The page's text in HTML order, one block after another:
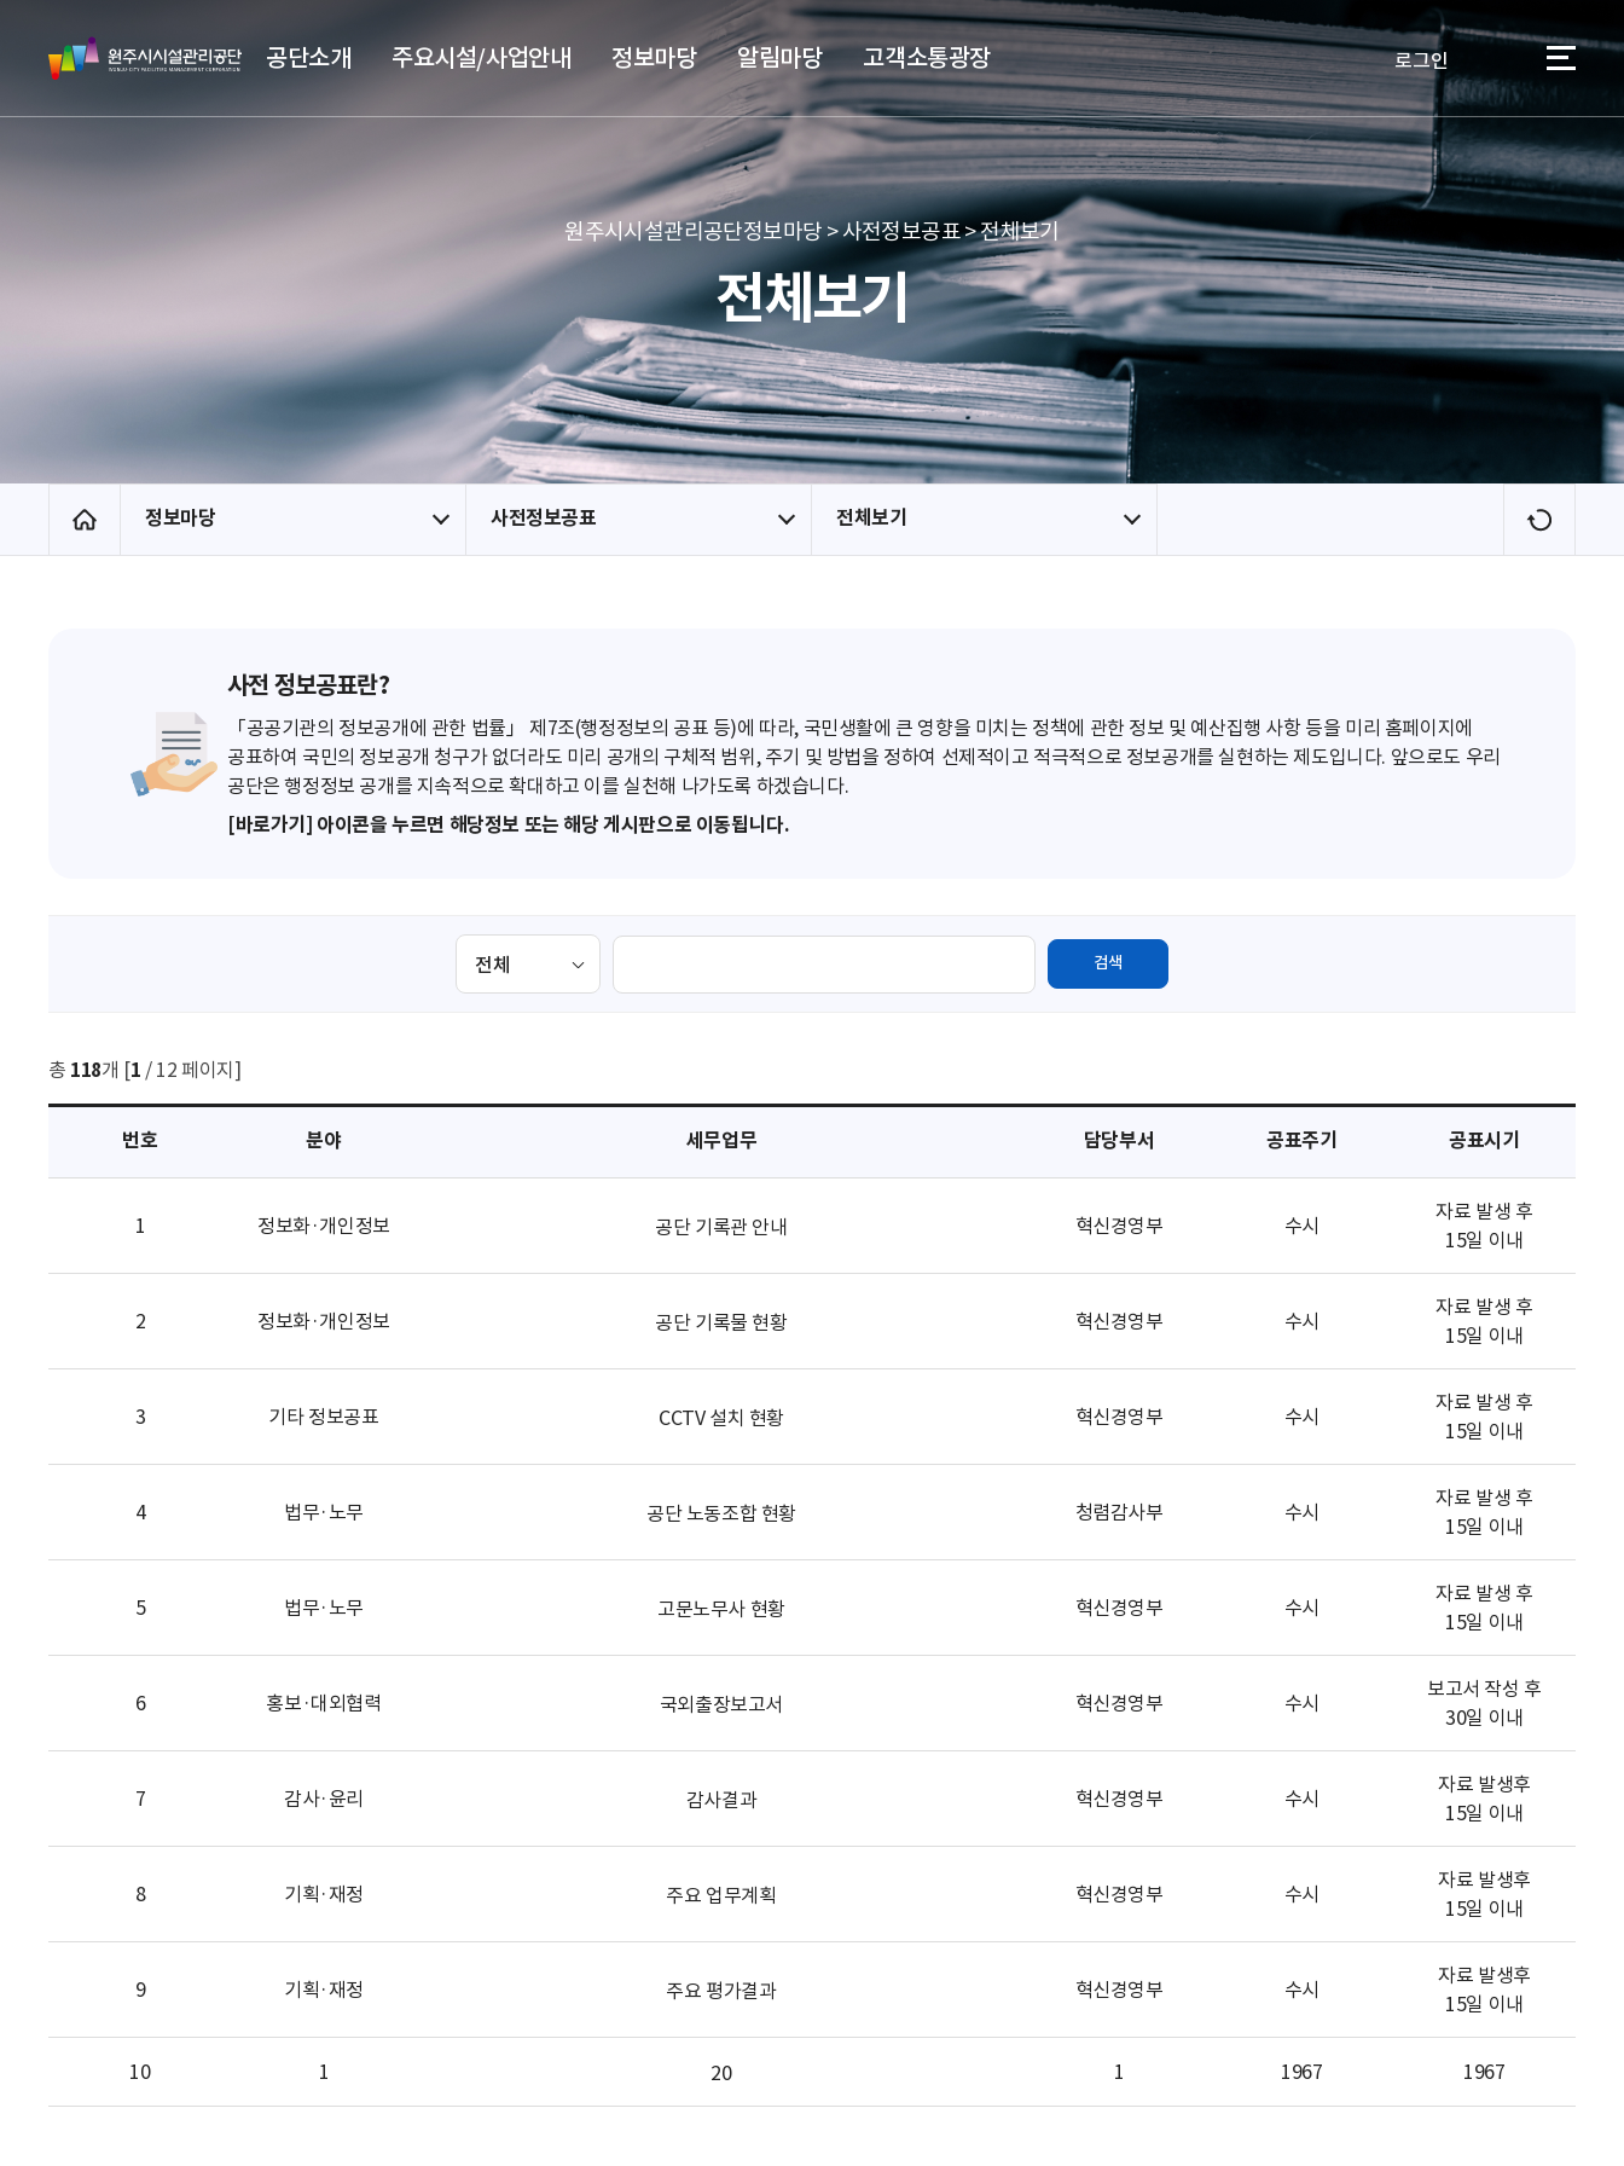
본문 바로가기
메뉴 바로가기
원
주
시
관
단
공단소개 주요시설/사업안내 정보마당 알림마당 고객소통광장 로그인 이용자
원주시시설관리공단정보마당 > 사전정보공표 > 전체보기
전체보기
홈 정보마당 사전정보공표 전체보기
새
로
사전 정보공표란?
「공공기관의 정보공개에 관한 법률」 제7조(행정정보의 공표 등)에 따라, 국민생활에 큰 영향을 미치는 정책에 관한 정보 및 예산집행 사항 등을 미리 홈페이지에
공표하여 국민의 정보공개 청구가 없더라도 미리 공개의 구체적 범위, 주기 및 방법을 정하여 선제적이고 적극적으로 정보공개를 실현하는 제도입니다. 앞으로도 우리
공단은 행정정보 공개를 지속적으로 확대하고 이를 실천해 나가도록 하겠습니다.
[바로가기] 아이콘을 누르면 해당정보 또는 해당 게시판으로 이동됩니다.
검
검색
총 118개 [1 / 12 페이지]
번호 분야 세무업무 담당부서 공표주기 공표시기
1 정보화·개인정보 공단 기록관 안내 혁신경영부 수시
자료 발생 후
15일 이내
2 정보화·개인정보 공단 기록물 현황 혁신경영부 수시
자료 발생 후
15일 이내
3 기타 정보공표 CCTV 설치 현황 혁신경영부 수시
자료 발생 후
15일 이내
4 법무·노무 공단 노동조합 현황 청렴감사부 수시
자료 발생 후
15일 이내
5 법무·노무 고문노무사 현황 혁신경영부 수시
자료 발생 후
15일 이내
6 홍보·대외협력 국외출장보고서 혁신경영부 수시
보고서 작성 후
30일 이내
7 감사·윤리 감사결과 혁신경영부 수시
자료 발생후
15일 이내
8 기획·재정 주요 업무계획 혁신경영부 수시
자료 발생후
15일 이내
9 기획·재정 주요 평가결과 혁신경영부 수시
자료 발생후
15일 이내
10 1 20 1 1967 1967